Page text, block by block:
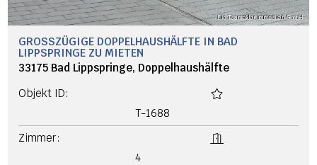
GROSSZÜGIGE DOPPELHAUSHÄLFTE IN BAD L
IPPSPRINGE ZU MIETEN
33175 Bad Lippspringe, Doppelhaushälfte
Objekt ID:
T-1688
Zimmer:
4